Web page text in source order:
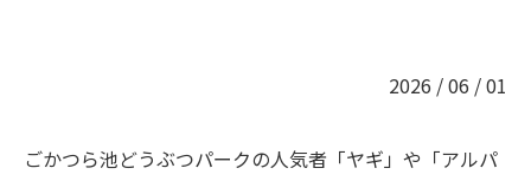
2026 / 06 / 01
ごかつら池どうぶつパークの人気者「ヤギ」や「アルパ